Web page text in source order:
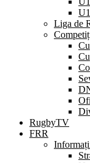
Liga de
RugbyTV
FRR